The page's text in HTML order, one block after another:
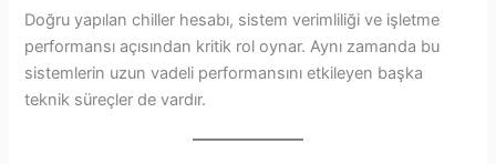
Doğru yapılan chiller hesabı, sistem verimliliği ve işletme
performansı açısından kritik rol oynar. Aynı zamanda bu
sistemlerin uzun vadeli performansını etkileyen başka
teknik süreçler de vardır.